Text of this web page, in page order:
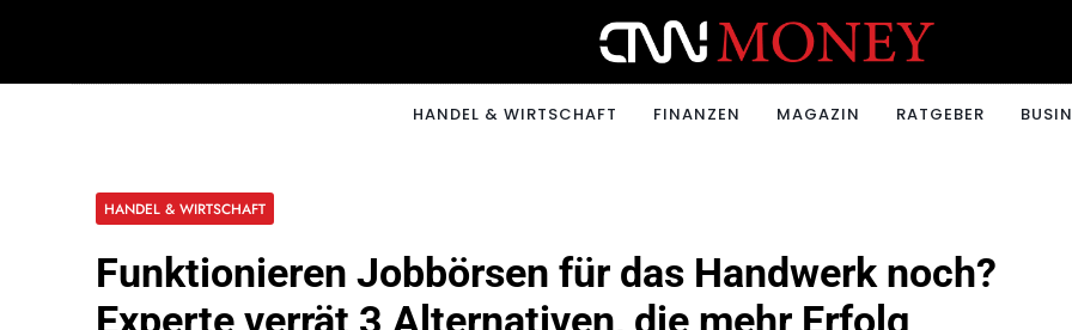
CNNMONEY.CH
HANDEL & WIRTSCHAFT FINANZEN MAGAZIN RATGEBER
HANDEL & WIRTSCHAFT
Funktionieren Jobbörsen für das Handwerk noch?
Experte verrät 3 Alternativen, die mehr Erfolg